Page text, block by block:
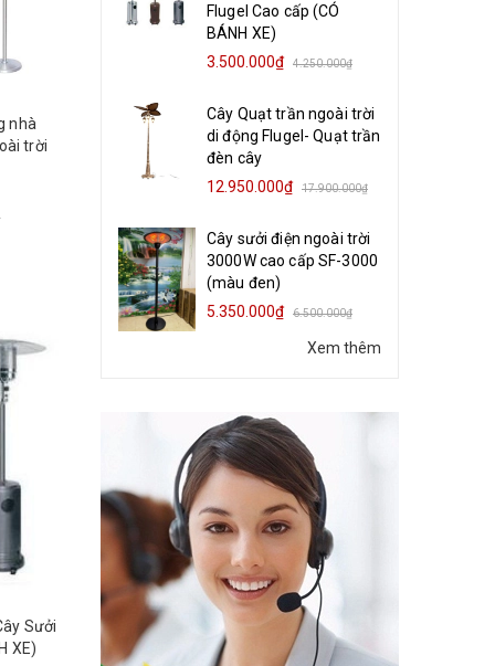
nhà
trời
XE)
Flugel Cao cấp (CÓ
BÁNH XE)
3.500.000₫
4.250.000₫
Cây Quạt trần ngoài trời
di động Flugel- Quạt trần
đèn cây
12.950.000₫
17.900.000₫
Cây sưởi điện ngoài trời
3000W cao cấp SF-3000
(màu đen)
5.350.000₫
6.500.000₫
Xem thêm